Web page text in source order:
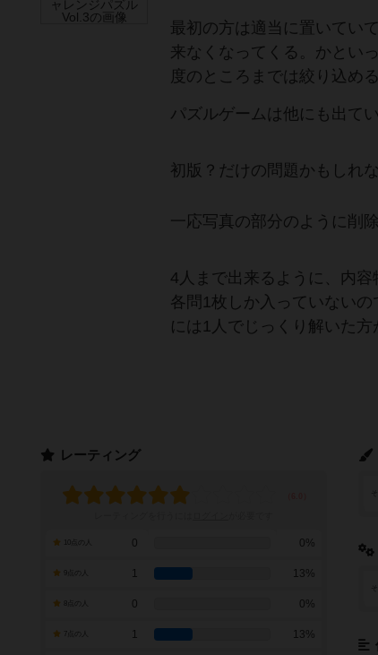
最初の方は適当に置いてい
来なくなってくる。かとい
度のところまでは絞り込め
パズルゲームは他にも出て
初版？だけの問題かもしれ
一応写真の部分のように削
4人まで出来るように、内
各問1枚しか入っていない
には1人でじっくり解いた方
レーティング
0 0%
1 13%
0 0%
7点の人 1 13%